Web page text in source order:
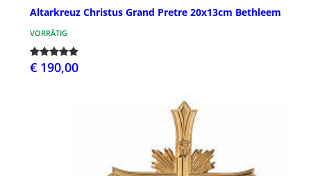
Altarkreuz Christus Grand Pretre 20x13cm Bethleem
VORRÄTIG
€ 190,00